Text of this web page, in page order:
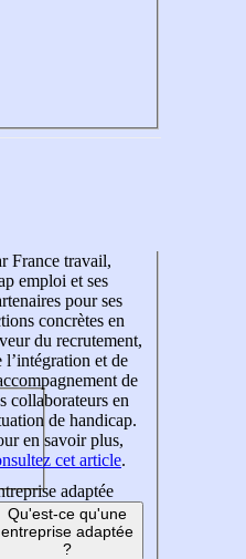
France travail,
emploi et ses
pour ses
concrètes en
du recrutement,
l’intégration et de
de
collaborateurs en
de handicap.
en savoir plus,
cet article.
adaptée
Qu'est-ce qu'une
entreprise adaptée
?